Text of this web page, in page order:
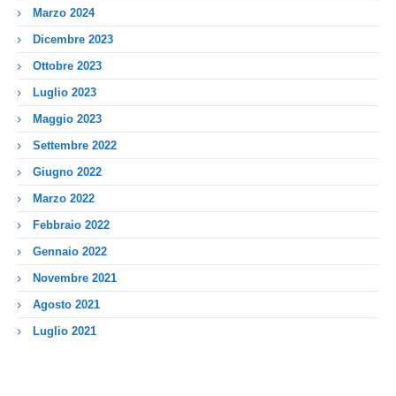
Marzo 2024
Dicembre 2023
Ottobre 2023
Luglio 2023
Maggio 2023
Settembre 2022
Giugno 2022
Marzo 2022
Febbraio 2022
Gennaio 2022
Novembre 2021
Agosto 2021
Luglio 2021